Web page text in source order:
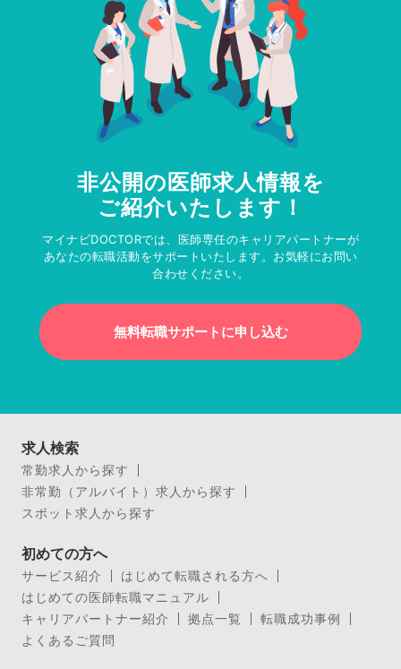
非公開の医師求人情報を
ご紹介いたします！
マイナビDOCTORでは、医師専任のキャリアパートナーが
あなたの転職活動をサポートいたします。お気軽にお問い
合わせください。
無料転職サポートに申し込む
求人検索
常勤求人から探す
非常勤（アルバイト）求人から探す
スポット求人から探す
初めての方へ
サービス紹介
はじめて転職される方へ
はじめての医師転職マニュアル
キャリアパートナー紹介
拠点一覧
転職成功事例
よくあるご質問